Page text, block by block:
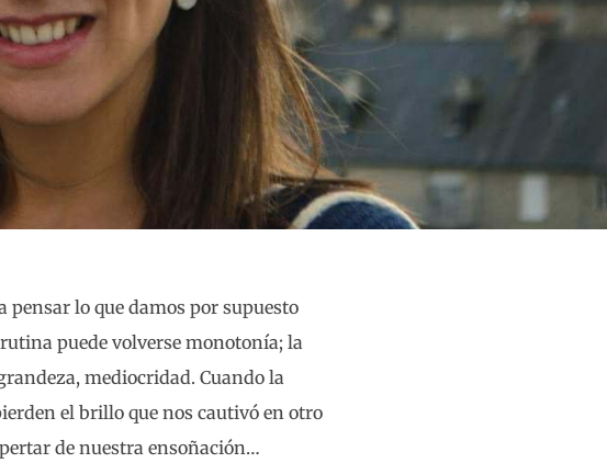
lo que damos por supuesto
puede volverse monotonía; la
mediocridad. Cuando la
el brillo que nos cautivó en otro
de nuestra ensoñación…